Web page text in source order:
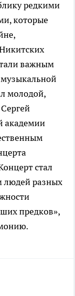
редкими
которые
важным
молодой,
академии
стал
людей разных
предков»,